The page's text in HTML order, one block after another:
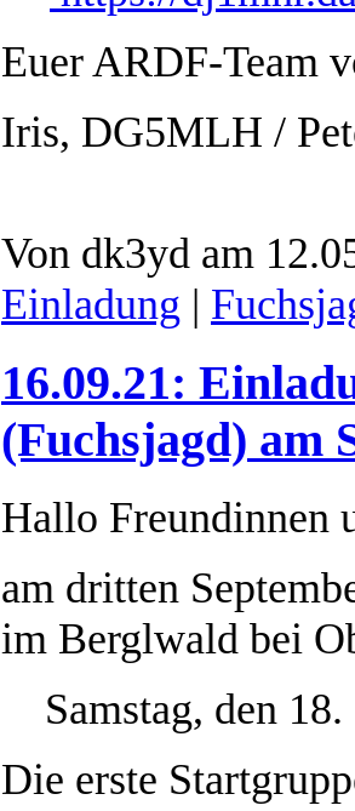
Euer ARDF-Team
Iris, DG5MLH /
Von dk3yd am
Einladung |
16.09.21:
(Fuchsjagd) am
Hallo Freundinnen
am dritten
im Berglwald bei
Samstag, den 18.
Die erste